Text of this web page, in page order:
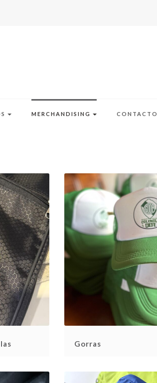
MERCHANDISING CONTACTO
Gorras